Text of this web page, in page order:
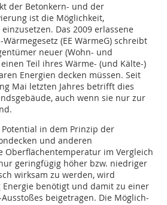
der Betonkern- und der
ist die Möglichkeit,
Das 2009 erlassene
(EE WärmeG) schreibt
neuer (Wohn- und
Teil ihres Wärme- (und Kälte-)
Energien decken müssen. Seit
Mai letzten Jahres betrifft dies
auch wenn sie nur zur
in dem Prinzip der
und anderen
Oberflächentemperatur im Vergleich
geringfügig höher bzw. niedriger
wirksam zu werden, wird
Energie benötigt und damit zu einer
Ausstoßes beigetragen. Die Möglich-